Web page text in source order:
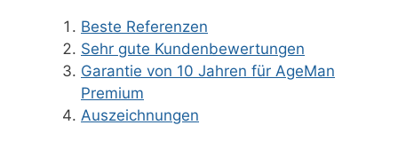
Beste Referenzen
Sehr gute Kundenbewertungen
Garantie von 10 Jahren für AgeMan
Premium
Auszeichnungen